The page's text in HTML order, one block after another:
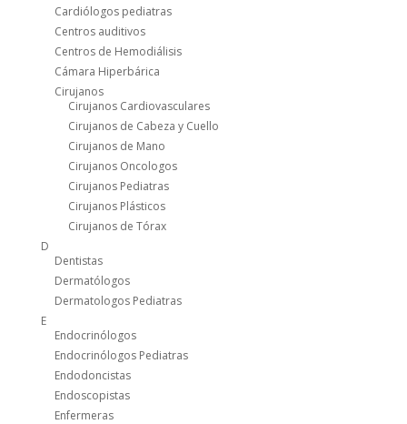
Cardiólogos pediatras
Centros auditivos
Centros de Hemodiálisis
Cámara Hiperbárica
Cirujanos
Cirujanos Cardiovasculares
Cirujanos de Cabeza y Cuello
Cirujanos de Mano
Cirujanos Oncologos
Cirujanos Pediatras
Cirujanos Plásticos
Cirujanos de Tórax
D
Dentistas
Dermatólogos
Dermatologos Pediatras
E
Endocrinólogos
Endocrinólogos Pediatras
Endodoncistas
Endoscopistas
Enfermeras